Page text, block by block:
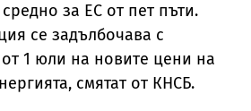
за ЕС от пет пъти.
се задълбочава с
1 юли на новите цени на
смятат от КНСБ.